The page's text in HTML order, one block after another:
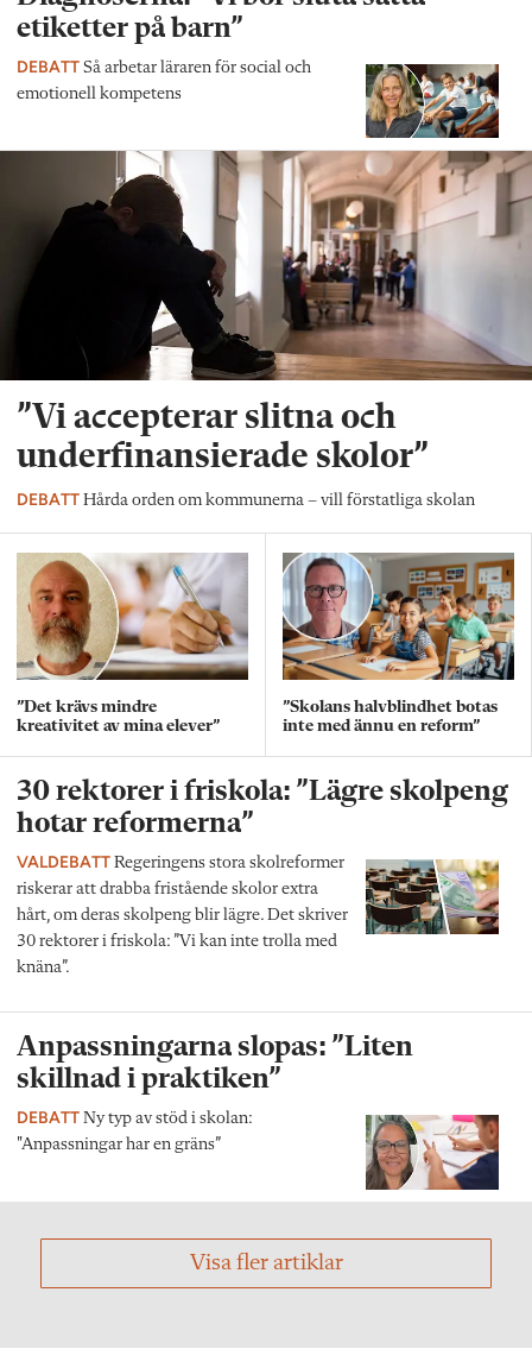
etiketter på barn”
DEBATT Så arbetar läraren för social och
emotionell kompetens
”Vi accepterar slitna och
underfinansierade skolor”
DEBATT Hårda orden om kommunerna – vill förstatliga skolan
”Det krävs mindre
kreativitet av mina elever”
”Skolans halvblindhet botas
inte med ännu en reform”
30 rektorer i friskola: ”Lägre skolpeng
hotar reformerna”
VALDEBATT Regeringens stora skolreformer
riskerar att drabba fristående skolor extra
hårt, om deras skolpeng blir lägre. Det skriver
30 rektorer i friskola: ”Vi kan inte trolla med
knäna”.
Anpassningarna slopas: ”Liten
skillnad i praktiken”
DEBATT Ny typ av stöd i skolan:
"Anpassningar har en gräns”
Visa fler artiklar